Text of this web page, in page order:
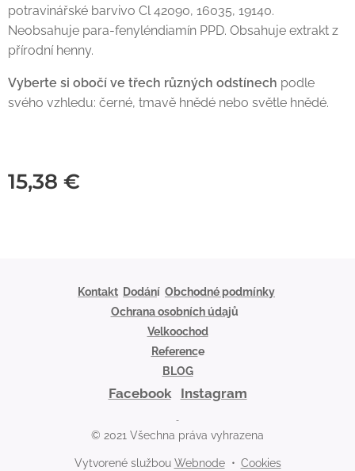
potravinářské barvivo Cl 42090, 16035, 19140.
Neobsahuje para-fenyléndiamín PPD. Obsahuje extrakt z
přírodní henny.
Vyberte si obočí ve třech různých odstínech podle
svého vzhledu: černé, tmavě hnědé nebo světle hnědé.
15,38 €
Kontakt Dodání Obchodné podmínky
Ochrana osobních údajů
Velkoochod
Reference
BLOG
Facebook Instagram
© 2021 Všechna práva vyhrazena
Vytvorené službou Webnode Cookies